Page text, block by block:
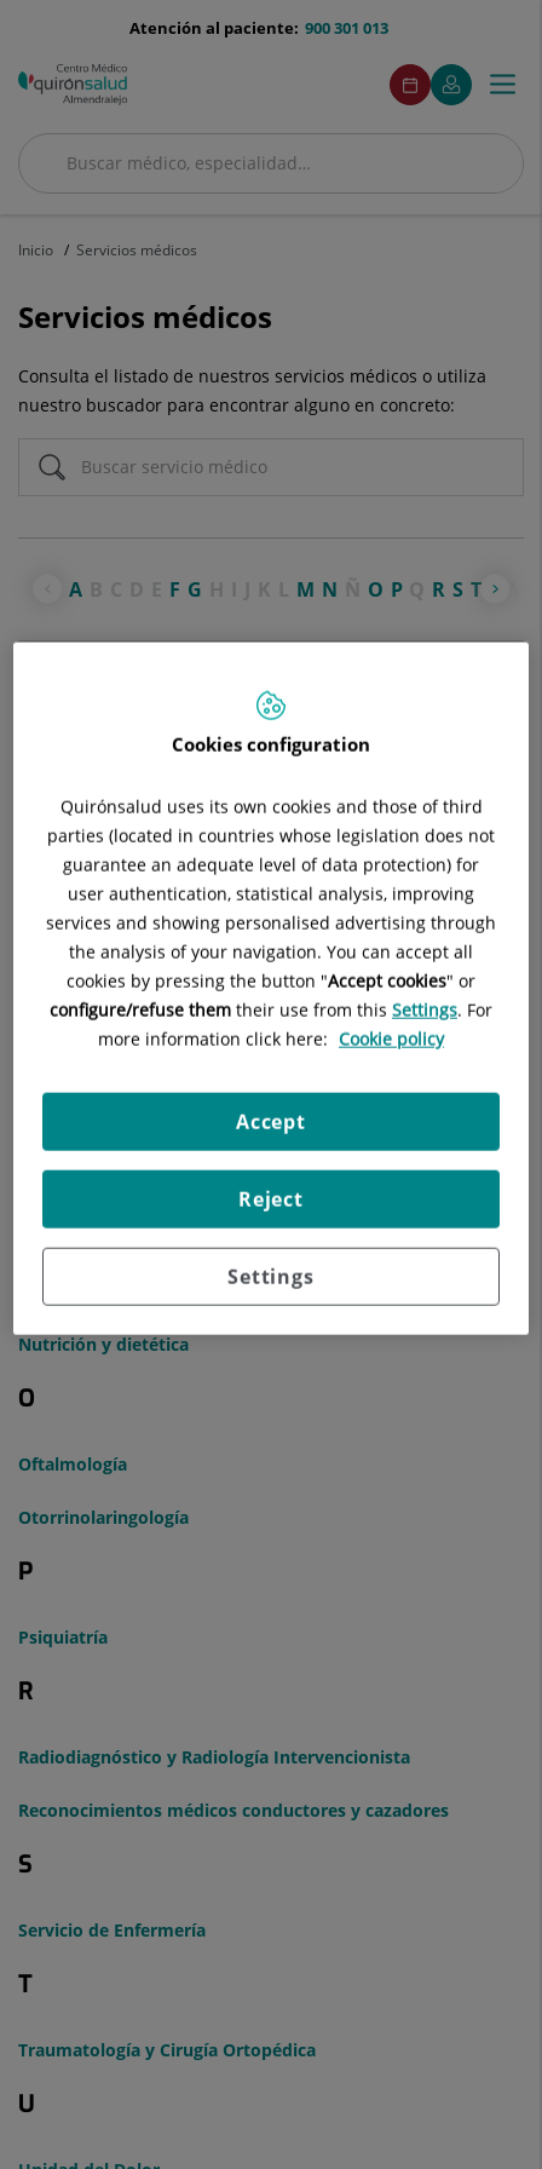
menu-
900 301 013
Atención al paciente:
Buscar
Buscar
Acceso
Pedir
cita
Este
enlace
se
en
Mi
Quirónsalud
Este
enlace
se
en
ventana
Menú
Inicio Servicios médicos
Servicios médicos
Consulta el listado de nuestros servicios médicos o utiliza
nuestro buscador para encontrar alguno en concreto:
A F G M N O P RST U
Anestesiología y Reanimación
Aparato Digestivo
Fisioterapia
Ginecología, Obstetricia, Unidad Integral de la Mujer
Medicina Familiar y Comunitaria
Nutrición y dietética
O
Oftalmología
Otorrinolaringología
P
Psiquiatría
R
Radiodiagnóstico y Radiología Intervencionista
Reconocimientos médicos conductores y cazadores
S
Servicio de Enfermería
T
Traumatología y Cirugía Ortopédica
U
Cookies configuration
Quirónsalud uses its own cookies and those of third
parties (located in countries whose legislation does not
guarantee an adequate level of data protection) for
user authentication, statistical analysis, improving
services and showing personalised advertising through
the analysis of your navigation. You can accept all
cookies by pressing the button "Accept cookies" or
configure/refuse them their use from this Settings. For
more information click here: Cookie policy
Settings
Reject
Accept